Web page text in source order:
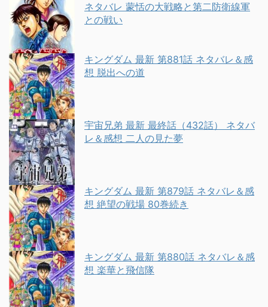
ネタバレ 蒙恬の大戦略と第二防衛線軍
との戦い
キングダム 最新 第881話 ネタバレ＆感
想 脱出への道
宇宙兄弟 最新 最終話（432話） ネタバ
レ＆感想 二人の見た夢
キングダム 最新 第879話 ネタバレ＆感
想 絶望の戦場 80巻続き
キングダム 最新 第880話 ネタバレ＆感
想 楽華と飛信隊